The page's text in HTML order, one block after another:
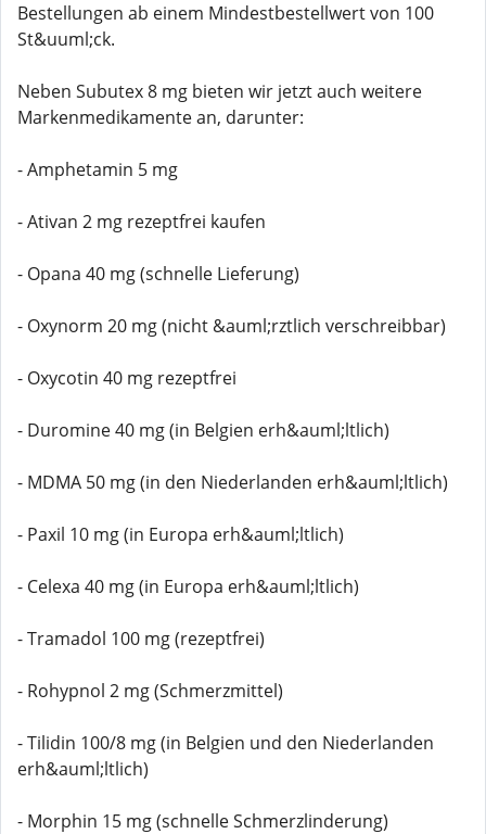
Bestellungen ab einem Mindestbestellwert von 100
St&uuml;ck.
Neben Subutex 8 mg bieten wir jetzt auch weitere
Markenmedikamente an, darunter:
- Amphetamin 5 mg
- Ativan 2 mg rezeptfrei kaufen
- Opana 40 mg (schnelle Lieferung)
- Oxynorm 20 mg (nicht &auml;rztlich verschreibbar)
- Oxycotin 40 mg rezeptfrei
- Duromine 40 mg (in Belgien erh&auml;ltlich)
- MDMA 50 mg (in den Niederlanden erh&auml;ltlich)
- Paxil 10 mg (in Europa erh&auml;ltlich)
- Celexa 40 mg (in Europa erh&auml;ltlich)
- Tramadol 100 mg (rezeptfrei)
- Rohypnol 2 mg (Schmerzmittel)
- Tilidin 100/8 mg (in Belgien und den Niederlanden
erh&auml;ltlich)
- Morphin 15 mg (schnelle Schmerzlinderung)